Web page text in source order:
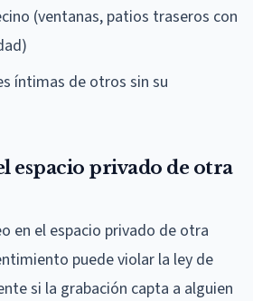
(ventanas, patios traseros con
íntimas de otros sin su
espacio privado de otra
en el espacio privado de otra
puede violar la ley de
si la grabación capta a alguien